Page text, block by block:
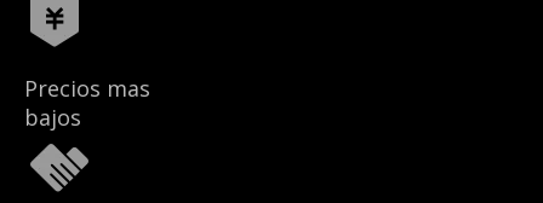
Precios mas
bajos